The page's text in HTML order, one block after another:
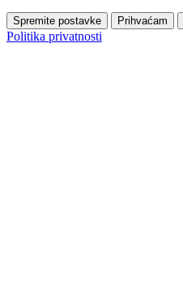
Spremite postavke Prihvaćam
Politika privatnosti